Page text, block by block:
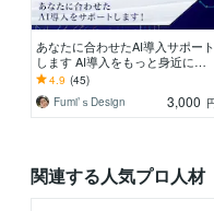
あなたに合わせたAI導入サポート
します AI導入をもっと身近に！
あなた専用のAI活用プランを提案
4.9 (45)
Fumi’ｓDesign
3,000
関連する人気プロ人材